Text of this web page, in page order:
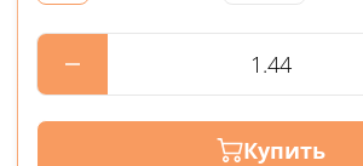
Купить